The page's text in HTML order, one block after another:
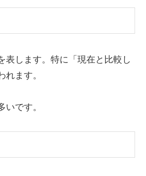
表します。特に「現在と比較し
ます。
です。